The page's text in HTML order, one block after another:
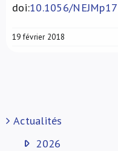
doi:10.1056/
19 février 2018
Actualités
2026